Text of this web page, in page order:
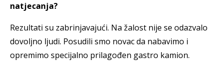
natjecanja?
Rezultati su zabrinjavajući. Na žalost nije se odazvalo
dovoljno ljudi. Posudili smo novac da nabavimo i
opremimo specijalno prilagođen gastro kamion.